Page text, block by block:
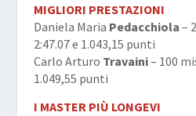
MIGLIORI PRESTAZIONI
Daniela Maria Pedacchiola –
2:47.07 e 1.043,15 punti
Carlo Arturo Travaini– 100
1.049,55 punti
I MASTER PIÙ LONGEVI